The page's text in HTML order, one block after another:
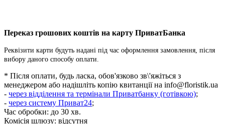
Переказ грошових коштів на карту ПриватБанка
Реквізити карти будуть надані під час оформлення замовлення, після
вибору даного способу оплати.
* Після оплати, будь ласка, обов'язково зв\'яжіться з
менеджером або надішліть копію квитанції на info@floristik.ua
- через відділення та термінали Приватбанку (готівкою);
- через систему Приват24;
Час обробки: до 30 хв.
Комісія шлюзу: відсутня